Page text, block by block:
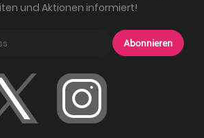
und Aktionen informiert!
Abonnieren